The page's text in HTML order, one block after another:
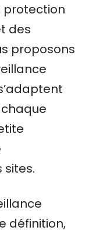
des
proposons
sites.
définition,